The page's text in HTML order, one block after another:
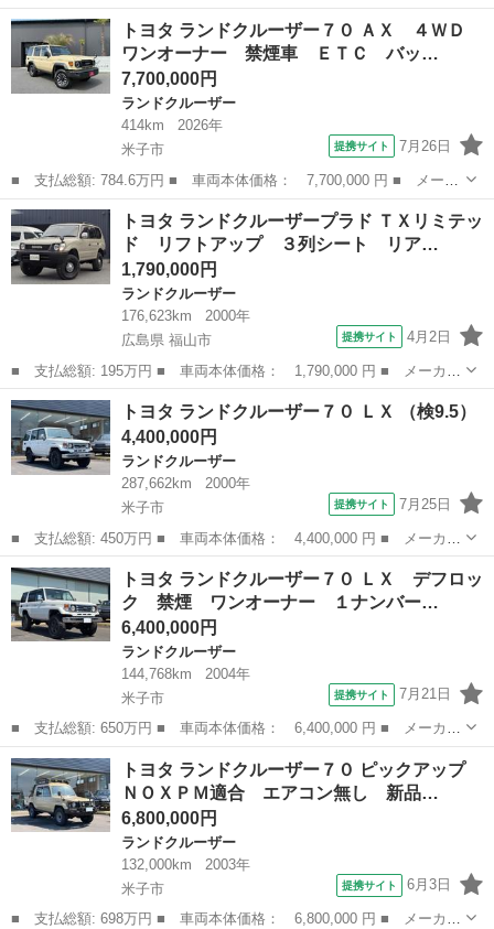
ー名： トヨタ ■ 車種名： ランドクルーザー７０ ■ グレード
名： ＺＸ ４ＷＤ／５速ＭＴ／ナビ／ＴＶ／ＥＴＣ／ドライブレコ
ーダー／ア...
鳥取 鳥取市 ランドクルーザー
トヨタ ランドクルーザー７０ ＡＸ ４ＷＤ
ワンオーナー 禁煙車 ＥＴＣ バッ…
7,700,000円
ランドクルーザー
414km
2026年
米子市
提携サイト 7月26日
■ 支払総額: 784.6万円 ■ 車両本体価格： 7,700,000 円 ■ メーカ
ー名： トヨタ ■ 車種名： ランドクルーザー７０ ■ グレード
名： ＡＸ ４ＷＤ ワンオーナー 禁煙車 ＥＴＣ バックカメ
ラ オートク...
鳥取 米子市 ランドクルーザー
トヨタ ランドクルーザープラド ＴＸリミテッ
ド リフトアップ ３列シート リア…
1,790,000円
ランドクルーザー
176,623km
2000年
広島県 福山市
提携サイト 4月2日
■ 支払総額: 195万円 ■ 車両本体価格： 1,790,000 円 ■ メーカー
名： トヨタ ■ 車種名： ランドクルーザープラド ■ グレード
名： ＴＸリミテッド リフトアップ ３列シート リアヒーター
４ＷＤ ド...
広島 福山市 ランドクルーザー
トヨタ ランドクルーザー７０ ＬＸ （検9.5）
4,400,000円
ランドクルーザー
287,662km
2000年
米子市
提携サイト 7月25日
■ 支払総額: 450万円 ■ 車両本体価格： 4,400,000 円 ■ メーカー
名： トヨタ ■ 車種名： ランドクルーザー７０ ■ グレード
名： ＬＸ ■ 排気量： 4200cc ■ ドア枚数： 5D ■ ミッショ
ン...
鳥取 米子市 ランドクルーザー
トヨタ ランドクルーザー７０ ＬＸ デフロッ
ク 禁煙 ワンオーナー １ナンバー…
6,400,000円
ランドクルーザー
144,768km
2004年
米子市
提携サイト 7月21日
■ 支払総額: 650万円 ■ 車両本体価格： 6,400,000 円 ■ メーカー
名： トヨタ ■ 車種名： ランドクルーザー７０ ■ グレード
名： ＬＸ デフロック 禁煙 ワンオーナー １ナンバー ■ 排気
量： 420...
鳥取 米子市 ランドクルーザー
トヨタ ランドクルーザー７０ ピックアップ
ＮＯＸＰＭ適合 エアコン無し 新品…
6,800,000円
ランドクルーザー
132,000km
2003年
米子市
提携サイト 6月3日
■ 支払総額: 698万円 ■ 車両本体価格： 6,800,000 円 ■ メーカー